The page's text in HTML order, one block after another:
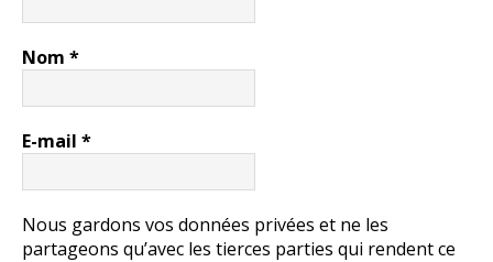
Nom *
E-mail *
Nous gardons vos données privées et ne les
partageons qu’avec les tierces parties qui rendent ce